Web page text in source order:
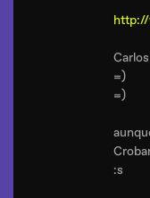
http://
=)
=)
:s